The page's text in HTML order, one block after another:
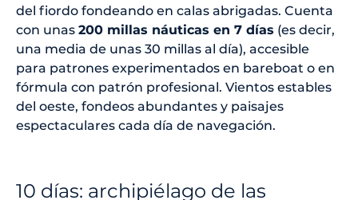
del fiordo fondeando en calas abrigadas. Cuenta
con unas 200 millas náuticas en 7 días (es decir,
una media de unas 30 millas al día), accesible
para patrones experimentados en bareboat o en
fórmula con patrón profesional. Vientos estables
del oeste, fondeos abundantes y paisajes
espectaculares cada día de navegación.
10 días: archipiélago de las